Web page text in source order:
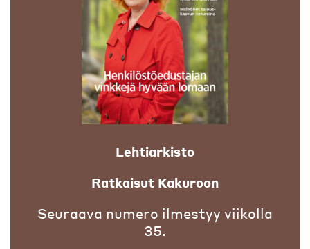
Lehtiarkisto
Ratkaisut Kakuroon
Seuraava numero ilmestyy viikolla
35.